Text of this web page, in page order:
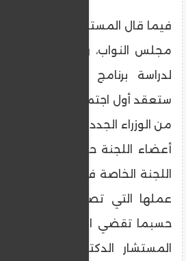
فيما قال المستشار أحمد
مجلس النواب، رئيس اللجنة
لدراسة برنامج الحكومة أن
ستعقد أول اجتماع لها، غدا
من الوزراء الجدد للرد على
أعضاء اللجنة حول برنامج
اللجنة الخاصة في حالة انعقاد
عملها التي تصل إلى عشرة أيام
حسبما تقضي اللائحة الداخلية
المستشار الدكتور رئيس